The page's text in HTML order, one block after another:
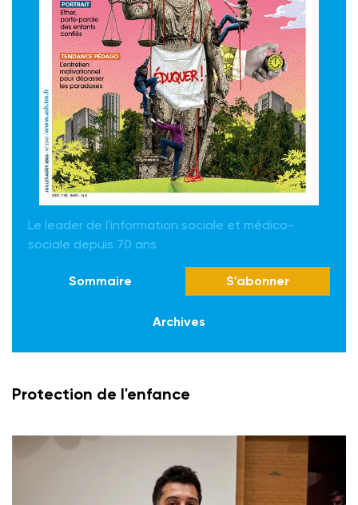
Le leader de l'information sociale et médico-
sociale depuis 70 ans
Sommaire S'abonner
Archives
Protection de l'enfance